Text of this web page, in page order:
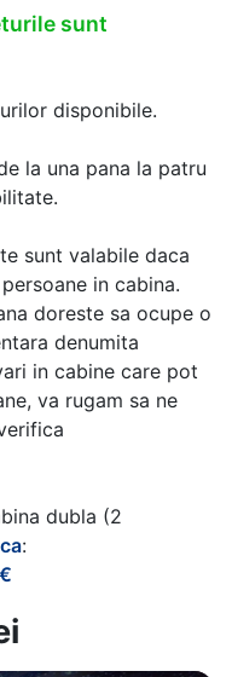
sunt
disponibile.
la una pana la patru
sunt valabile daca
in cabina.
doreste sa ocupe o
denumita
in cabine care pot
va rugam sa ne
dubla (2
: